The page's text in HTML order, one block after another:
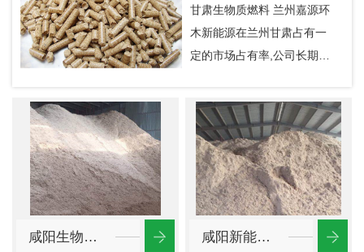
甘肃生物质燃料 兰州嘉源环
木新能源在兰州甘肃占有一
定的市场占有率,公司长期提
品齐全,品质**,价格优惠,欢迎
新老顾客来电咨询.
咸阳生物质燃料厂家 咸阳新能源生物质燃料